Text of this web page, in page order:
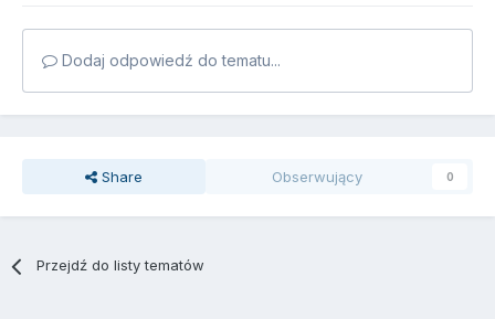
Dodaj odpowiedź do tematu...
Share Obserwujący 0
Przejdź do listy tematów